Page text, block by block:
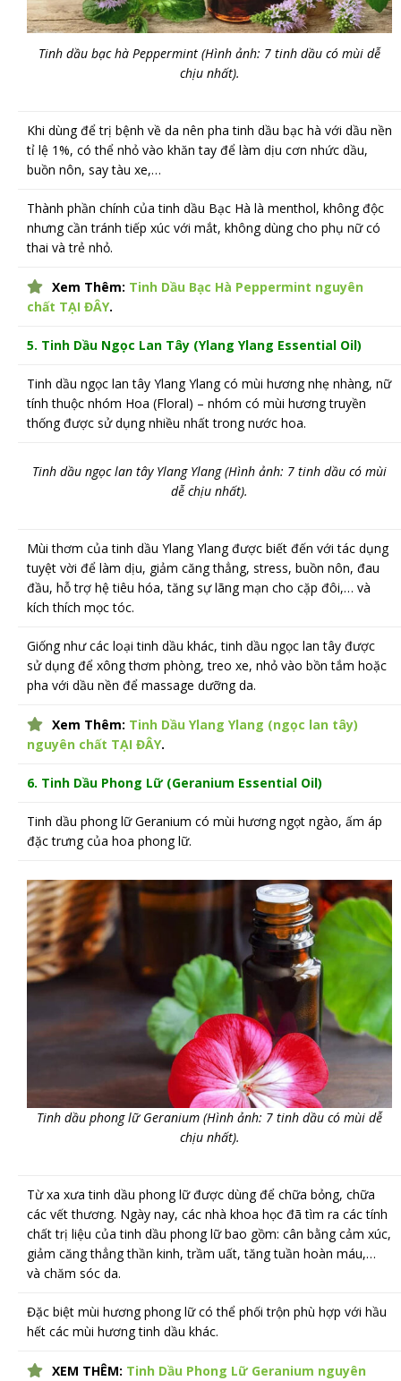
Tinh dầu bạc hà Peppermint (Hình ảnh: 7 tinh dầu có mùi dễ
chịu nhất).
Khi dùng để trị bệnh về da nên pha tinh dầu bạc hà với dầu nền
tỉ lệ 1%, có thể nhỏ vào khăn tay để làm dịu cơn nhức dầu,
buồn nôn, say tàu xe,…
Thành phần chính của tinh dầu Bạc Hà là menthol, không độc
nhưng cần tránh tiếp xúc với mắt, không dùng cho phụ nữ có
thai và trẻ nhỏ.
Xem Thêm: Tinh Dầu Bạc Hà Peppermint nguyên
chất TẠI ĐÂY.
5. Tinh Dầu Ngọc Lan Tây (Ylang Ylang Essential Oil)
Tinh dầu ngọc lan tây Ylang Ylang có mùi hương nhẹ nhàng, nữ
tính thuộc nhóm Hoa (Floral) – nhóm có mùi hương truyền
thống được sử dụng nhiều nhất trong nước hoa.
Tinh dầu ngọc lan tây Ylang Ylang (Hình ảnh: 7 tinh dầu có mùi
dễ chịu nhất).
Mùi thơm của tinh dầu Ylang Ylang được biết đến với tác dụng
tuyệt vời để làm dịu, giảm căng thẳng, stress, buồn nôn, đau
đầu, hỗ trợ hệ tiêu hóa, tăng sự lãng mạn cho cặp đôi,… và
kích thích mọc tóc.
Giống như các loại tinh dầu khác, tinh dầu ngọc lan tây được
sử dụng để xông thơm phòng, treo xe, nhỏ vào bồn tắm hoặc
pha với dầu nền để massage dưỡng da.
Xem Thêm: Tinh Dầu Ylang Ylang (ngọc lan tây)
nguyên chất TẠI ĐÂY.
6. Tinh Dầu Phong Lữ (Geranium Essential Oil)
Tinh dầu phong lữ Geranium có mùi hương ngọt ngào, ấm áp
đặc trưng của hoa phong lữ.
Tinh dầu phong lữ Geranium (Hình ảnh: 7 tinh dầu có mùi dễ
chịu nhất).
Từ xa xưa tinh dầu phong lữ được dùng để chữa bỏng, chữa
các vết thương. Ngày nay, các nhà khoa học đã tìm ra các tính
chất trị liệu của tinh dầu phong lữ bao gồm: cân bằng cảm xúc,
giảm căng thẳng thần kinh, trầm uất, tăng tuần hoàn máu,…
và chăm sóc da.
Đặc biệt mùi hương phong lữ có thể phối trộn phù hợp với hầu
hết các mùi hương tinh dầu khác.
XEM THÊM: Tinh Dầu Phong Lữ Geranium nguyên